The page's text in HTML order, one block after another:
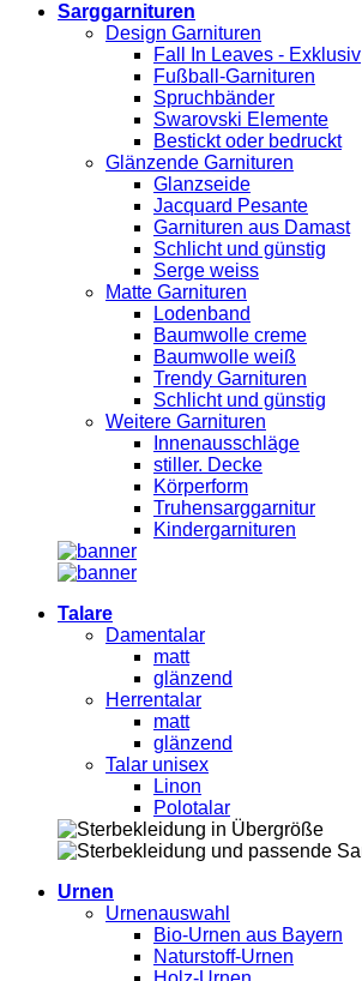
Sarggarnituren
Design Garnituren
Fall In Leaves - Exklusiv
Fußball-Garnituren
Spruchbänder
Swarovski Elemente
Bestickt oder bedruckt
Glänzende Garnituren
Glanzseide
Jacquard Pesante
Garnituren aus Damast
Schlicht und günstig
Serge weiss
Matte Garnituren
Lodenband
Baumwolle creme
Baumwolle weiß
Trendy Garnituren
Schlicht und günstig
Weitere Garnituren
Innenausschläge
stiller. Decke
Körperform
Truhensarggarnitur
Kindergarnituren
Talare
Damentalar
matt
glänzend
Herrentalar
matt
glänzend
Talar unisex
Linon
Polotalar
Urnen
Urnenauswahl
Bio-Urnen aus Bayern
Naturstoff-Urnen